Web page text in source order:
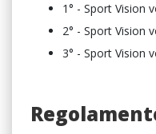
1° - Sport Vision
2° - Sport Vision
3° - Sport Vision